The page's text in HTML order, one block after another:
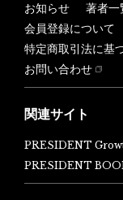
お知らせ 著者一
会員登録について
特定商取引法に基
お問い合わせ
関連サイト
PRESIDENT
PRESIDENT